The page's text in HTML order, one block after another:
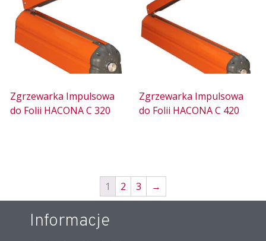
Zgrzewarka Impulsowa
do Folii HACONA C 320
Zgrzewarka Impulsowa
do Folii HACONA C 420
1 2 3 →
Informacje